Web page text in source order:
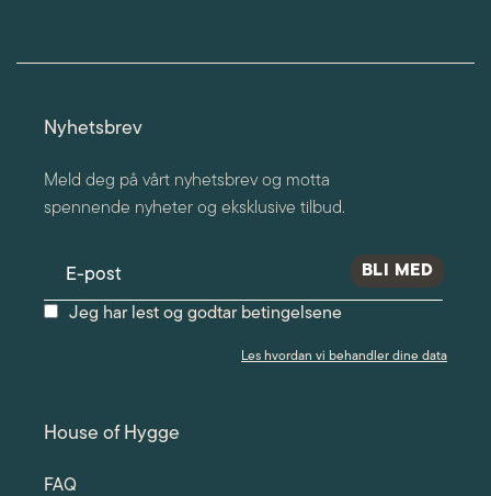
Nyhetsbrev
Meld deg på vårt nyhetsbrev og motta
spennende nyheter og eksklusive tilbud.
Jeg har lest og godtar betingelsene
Les hvordan vi behandler dine data
House of Hygge
FAQ